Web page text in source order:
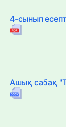
4-сынып
Ашық сабақ